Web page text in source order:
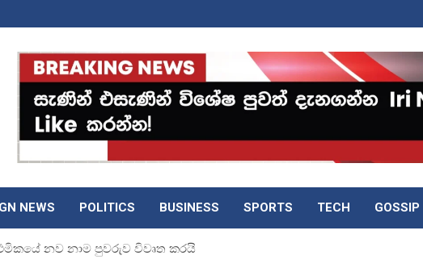
NEWS POLITICS BUSINESS SPORTS TECH GOSSIP
නව නාම පුව­රුව විවෘත කරයි